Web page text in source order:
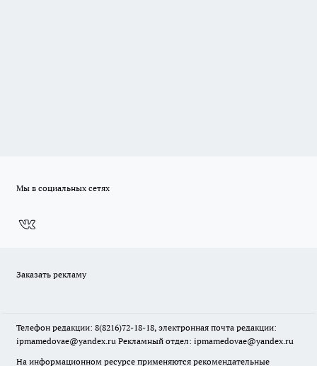
Мы в социальных сетях
Заказать рекламу
Телефон редакции: 8(8216)72-18-18, электронная почта редакции:
ipmamedovae@yandex.ru Рекламный отдел: ipmamedovae@yandex.ru
На информационном ресурсе применяются рекомендательные